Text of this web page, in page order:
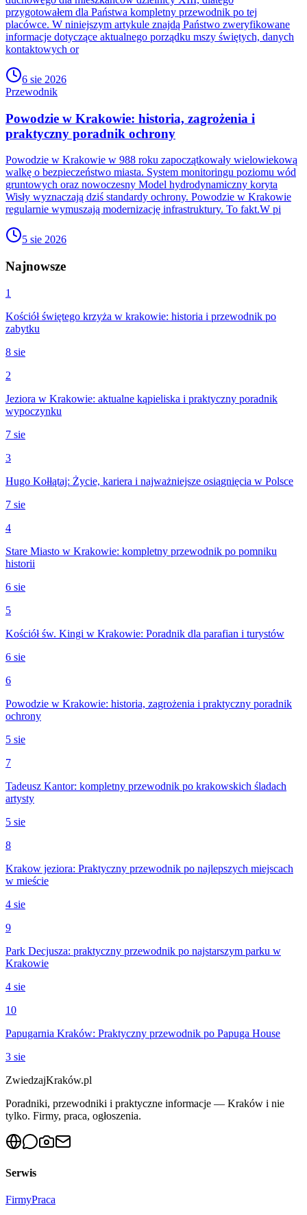
przygotowałem dla Państwa kompletny przewodnik po tej
placówce. W niniejszym artykule znajdą Państwo zweryfikowane
informacje dotyczące aktualnego porządku mszy świętych, danych
kontaktowych or
6 sie 2026
Przewodnik
Powodzie w Krakowie: historia, zagrożenia i
praktyczny poradnik ochrony
Powodzie w Krakowie w 988 roku zapoczątkowały wielowiekową
walkę o bezpieczeństwo miasta. System monitoringu poziomu wód
gruntowych oraz nowoczesny Model hydrodynamiczny koryta
Wisły wyznaczają dziś standardy ochrony. Powodzie w Krakowie
regularnie wymuszają modernizację infrastruktury. To fakt.W pi
5 sie 2026
Najnowsze
1
Kościół świętego krzyża w krakowie: historia i przewodnik po
zabytku
8 sie
2
Jeziora w Krakowie: aktualne kąpieliska i praktyczny poradnik
wypoczynku
7 sie
3
Hugo Kołłątaj: Życie, kariera i najważniejsze osiągnięcia w Polsce
7 sie
4
Stare Miasto w Krakowie: kompletny przewodnik po pomniku
historii
6 sie
5
Kościół św. Kingi w Krakowie: Poradnik dla parafian i turystów
6 sie
6
Powodzie w Krakowie: historia, zagrożenia i praktyczny poradnik
ochrony
5 sie
7
Tadeusz Kantor: kompletny przewodnik po krakowskich śladach
artysty
5 sie
8
Krakow jeziora: Praktyczny przewodnik po najlepszych miejscach
w mieście
4 sie
9
Park Decjusza: praktyczny przewodnik po najstarszym parku w
Krakowie
4 sie
10
Papugarnia Kraków: Praktyczny przewodnik po Papuga House
3 sie
ZwiedzajKraków.pl
Poradniki, przewodniki i praktyczne informacje — Kraków i nie
tylko. Firmy, praca, ogłoszenia.
Serwis
FirmyPraca